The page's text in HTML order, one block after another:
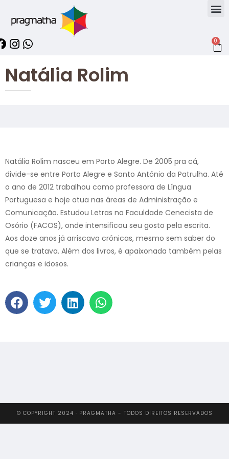
0
Natália Rolim
Natália Rolim nasceu em Porto Alegre. De 2005 pra cá,
divide-se entre Porto Alegre e Santo Antônio da Patrulha. Até
o ano de 2012 trabalhou como professora de Língua
Portuguesa e hoje atua nas áreas de Administração e
Comunicação. Estudou Letras na Faculdade Cenecista de
Osório (FACOS), onde intensificou seu gosto pela escrita.
Aos doze anos já arriscava crônicas, mesmo sem saber do
que se tratava. Além dos livros, é apaixonada também pelas
crianças e idosos.
© COPYRIGHT 2024 · PRAGMATHA - TODOS DIREITOS RESERVADOS